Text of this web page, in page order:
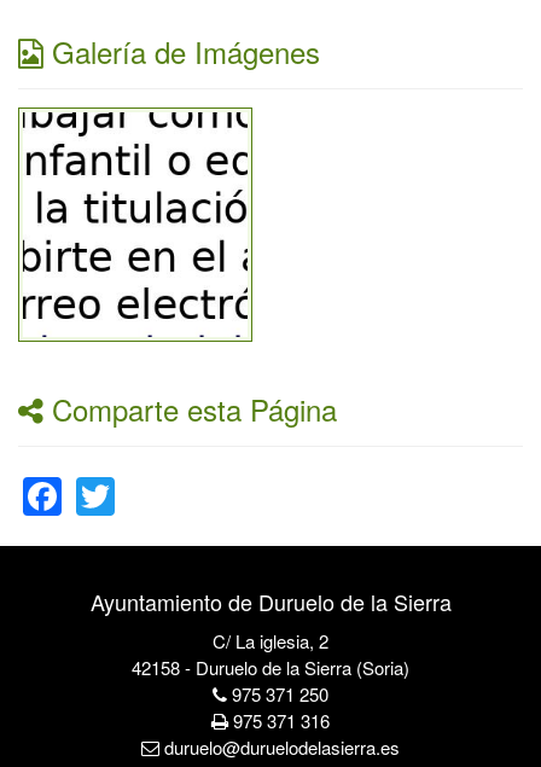
Galería de Imágenes
Comparte esta Página
Facebook
Ayuntamiento de Duruelo de la Sierra
C/ La iglesia, 2
42158 - Duruelo de la Sierra (Soria)
975 371 250
975 371 316
duruelo@duruelodelasierra.es